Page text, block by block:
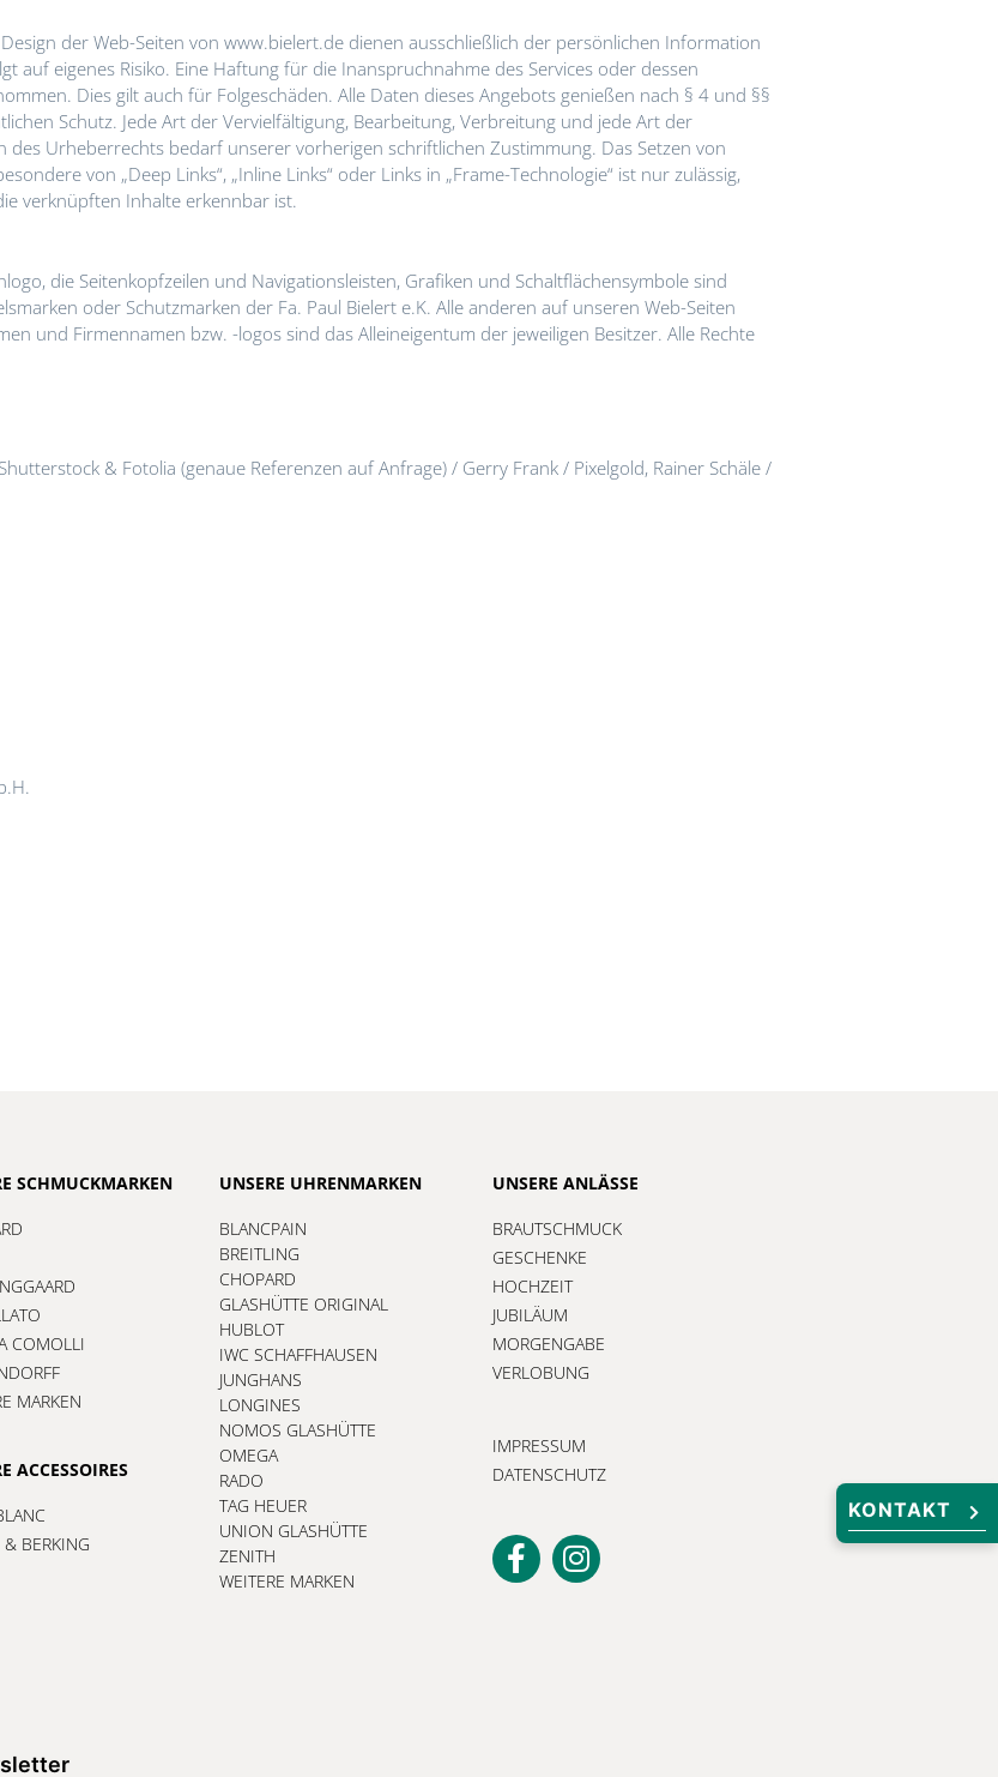
der Web-Seiten von www.bielert.de dienen ausschließlich der persönlichen Information
auf eigenes Risiko. Eine Haftung für die Inanspruchnahme des Services oder dessen
Dies gilt auch für Folgeschäden. Alle Daten dieses Angebots genießen nach § 4 und §§
Schutz. Jede Art der Vervielfältigung, Bearbeitung, Verbreitung und jede Art der
Urheberrechts bedarf unserer vorherigen schriftlichen Zustimmung. Das Setzen von
von „Deep Links“, „Inline Links“ oder Links in „Frame-Technologie“ ist nur zulässig,
verknüpften Inhalte erkennbar ist.
die Seitenkopfzeilen und Navigationsleisten, Grafiken und Schaltflächensymbole sind
oder Schutzmarken der Fa. Paul Bielert e.K. Alle anderen auf unseren Web-Seiten
und Firmennamen bzw. -logos sind das Alleineigentum der jeweiligen Besitzer. Alle Rechte
& Fotolia (genaue Referenzen auf Anfrage) / Gerry Frank / Pixelgold, Rainer Schäle /
SCHMUCKMARKEN
COMOLLI
MARKEN
ACCESSOIRES
& BERKING
UNSERE UHRENMARKEN
BLANCPAIN
BREITLING
CHOPARD
GLASHÜTTE ORIGINAL
HUBLOT
IWC SCHAFFHAUSEN
JUNGHANS
LONGINES
NOMOS GLASHÜTTE
OMEGA
RADO
TAG HEUER
UNION GLASHÜTTE
ZENITH
WEITERE MARKEN
UNSERE ANLÄSSE
BRAUTSCHMUCK
GESCHENKE
HOCHZEIT
JUBILÄUM
MORGENGABE
VERLOBUNG
IMPRESSUM
DATENSCHUTZ
KONTAKT
Wichtige Mitteilung
zum31.12.2026.
wie gewohnt für Sie da.
diesem Zeitpunkt bzw. eine Auszahlung des Werts sind leider
oder Aufbewahrung können wir danach nicht mehr